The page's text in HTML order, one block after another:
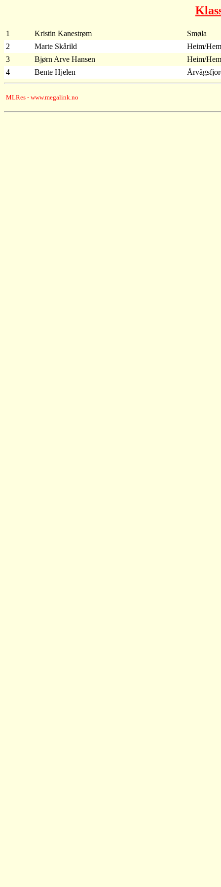
1 Kristin Kanestrøm
Smøla
2
Marte Skårild
Heim/
3
Bjørn Arve Hansen
Heim/
4
Bente Hjelen
MLRes - www.megalink.no